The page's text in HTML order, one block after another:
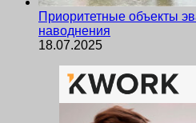
Приоритетные объекты
наводнения
18.07.2025